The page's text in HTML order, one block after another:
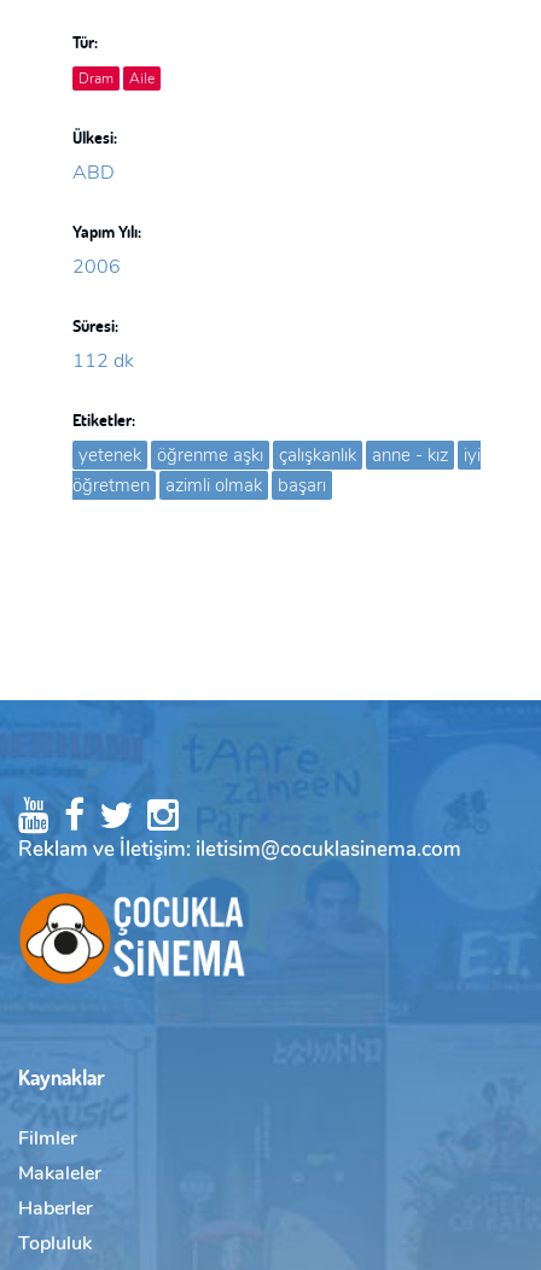
Tür:
Dram Aile
Ülkesi:
ABD
Yapım Yılı:
2006
Süresi:
112 dk
Etiketler:
yetenek öğrenme aşkı çalışkanlık anne - kız
iyi
öğretmen
azimli olmak başarı
Reklam ve İletişim: iletisim@cocuklasinema.com
Kaynaklar
Filmler
Makaleler
Haberler
Topluluk